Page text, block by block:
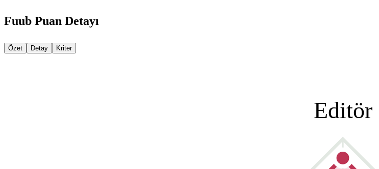
Fuub Puan Detayı
Özet Detay Kriter
Editör